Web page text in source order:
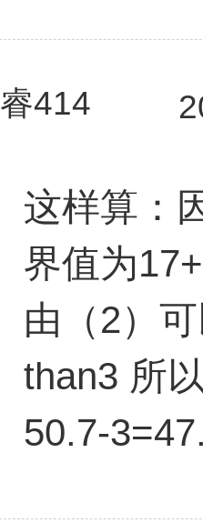
睿414
这样算：
界值为
由（2）
than3 所
50.7-